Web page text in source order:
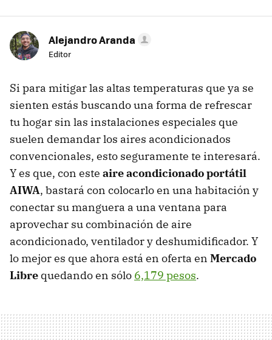
Alejandro Aranda
Editor
Si para mitigar las altas temperaturas que ya se
sienten estás buscando una forma de refrescar
tu hogar sin las instalaciones especiales que
suelen demandar los aires acondicionados
convencionales, esto seguramente te interesará.
Y es que, con este aire acondicionado portátil
AIWA, bastará con colocarlo en una habitación y
conectar su manguera a una ventana para
aprovechar su combinación de aire
acondicionado, ventilador y deshumidificador. Y
lo mejor es que ahora está en oferta en Mercado
Libre quedando en sólo 6,179 pesos.